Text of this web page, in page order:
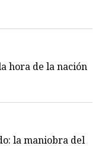
hora de la nación
la maniobra del